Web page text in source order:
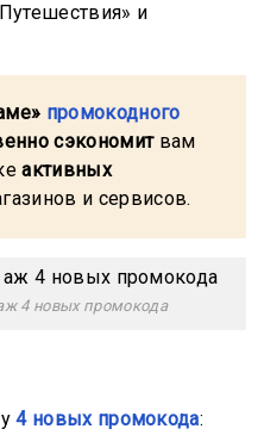
и
промокодного
сэкономитвам
активных
и сервисов.
4 новых промокода
4 новых промокода: